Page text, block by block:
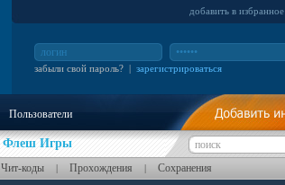
добавить в избранное
забыли свой пароль? | зарегистрироваться
Пользователи
Флеш Игры
Чит-коды | Прохождения | Сохранения